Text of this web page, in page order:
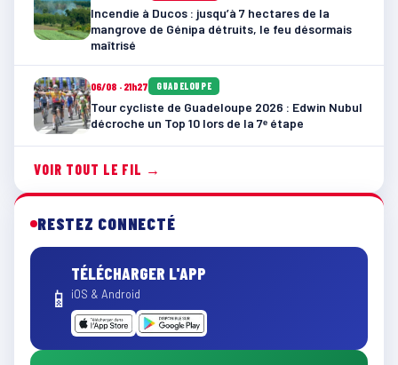
Incendie à Ducos : jusqu’à 7 hectares de la
mangrove de Génipa détruits, le feu désormais
maîtrisé
06/08 · 21h27 GUADELOUPE
Tour cycliste de Guadeloupe 2026 : Edwin Nubul
décroche un Top 10 lors de la 7ᵉ étape
VOIR TOUT LE FIL →
RESTEZ CONNECTÉ
📱
TÉLÉCHARGER L'APP
iOS & Android